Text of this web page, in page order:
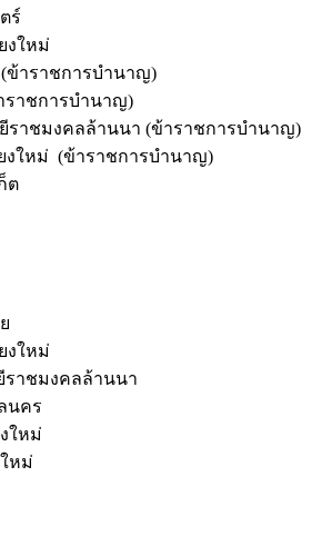
ร์
ใหม่
ราชการบำนาญ)
ชการบำนาญ)
มงคลล้านนา (ข้าราชการบำนาญ)
ใหม่ (ข้าราชการบำนาญ)
ต
งใหม่
าชมงคลล้านนา
นคร
หม่
ม่